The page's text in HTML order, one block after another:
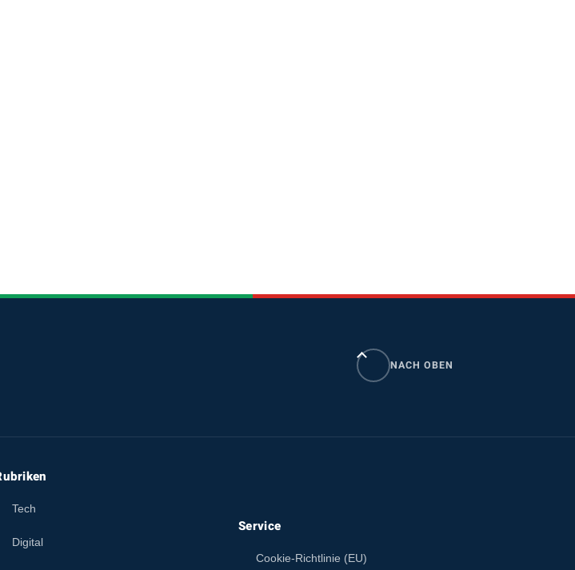
NACH OBEN
Tech
Digital
Service
Cookie-Richtlinie (EU)